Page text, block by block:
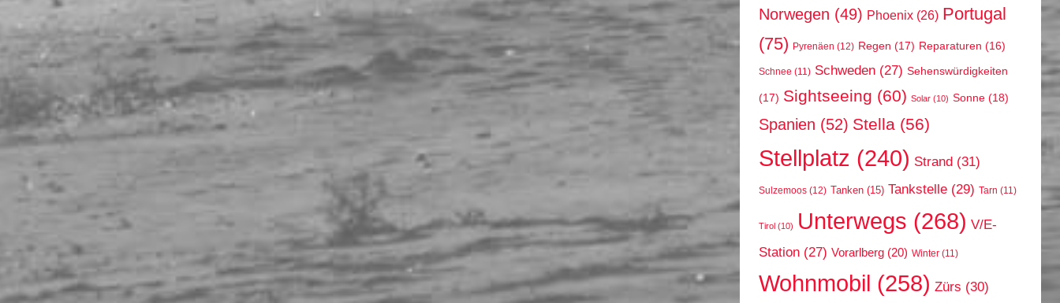
Norwegen (49) Phoenix (26) Portugal
(75) Pyrenäen (12) Regen (17) Reparaturen (16)
Schnee (11) Schweden (27) Sehenswürdigkeiten
(17) Sightseeing (60) Solar (10) Sonne (18)
Spanien (52) Stella (56)
Stellplatz (240) Strand (31)
Sulzemoos (12) Tanken (15) Tankstelle (29) Tarn (11)
Tirol (10) Unterwegs (268) V/E-
Station (27) Vorarlberg (20) Winter (11)
Wohnmobil (258) Zürs (30)